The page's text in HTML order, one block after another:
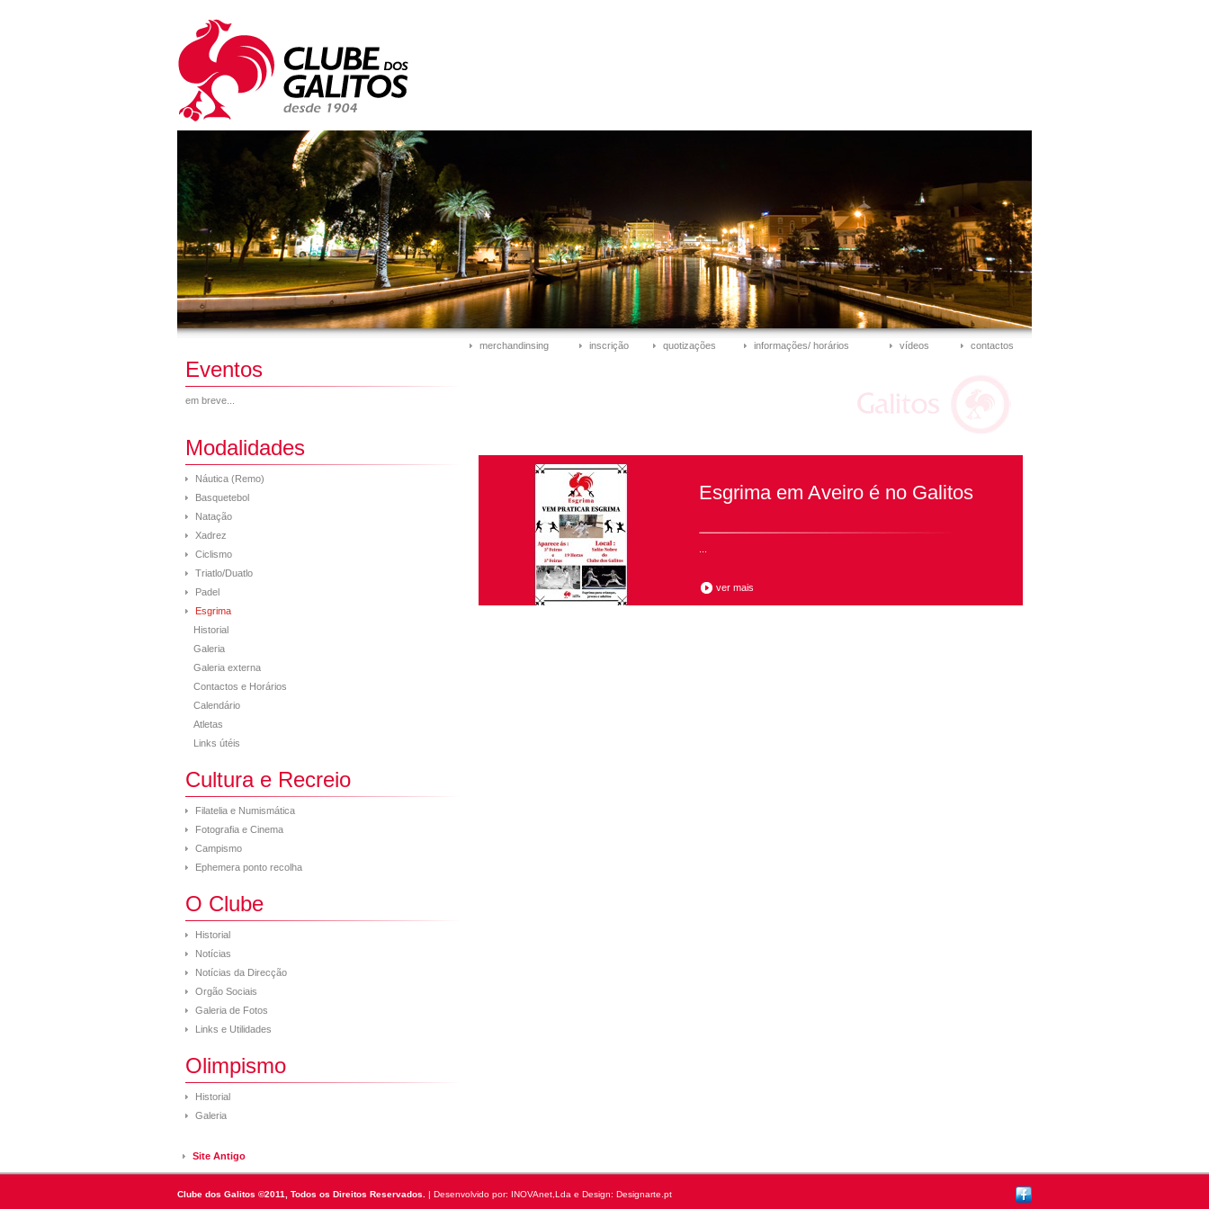
Eventos
em breve...
Modalidades
Náutica (Remo)
Basquetebol
Natação
Xadrez
Ciclismo
Triatlo/Duatlo
Padel
Esgrima
Historial
Galeria
Galeria externa
Contactos e Horários
Calendário
Atletas
Links útéis
Cultura e Recreio
Filatelia e Numismática
Fotografia e Cinema
Campismo
Ephemera ponto recolha
O Clube
Historial
Notícias
Notícias da Direcção
Orgão Sociais
Galeria de Fotos
Links e Utilidades
Olimpismo
Historial
Galeria
Site Antigo
merchandinsing inscrição quotizações informações/ horários vídeos contactos
Esgrima em Aveiro é no Galitos
ver mais
Clube dos Galitos ©2011, Todos os Direitos Reservados. | Desenvolvido por: INOVAnet,Lda e Design: Designarte.pt